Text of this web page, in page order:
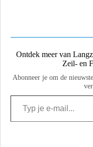
Ontdek meer van
Zeil- en
Abonneer je om de